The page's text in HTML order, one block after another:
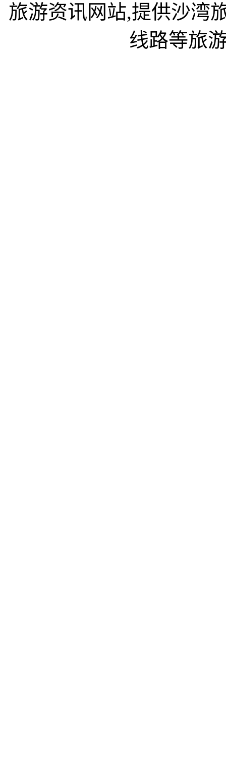
旅游资讯网站,提供沙湾
线路等旅